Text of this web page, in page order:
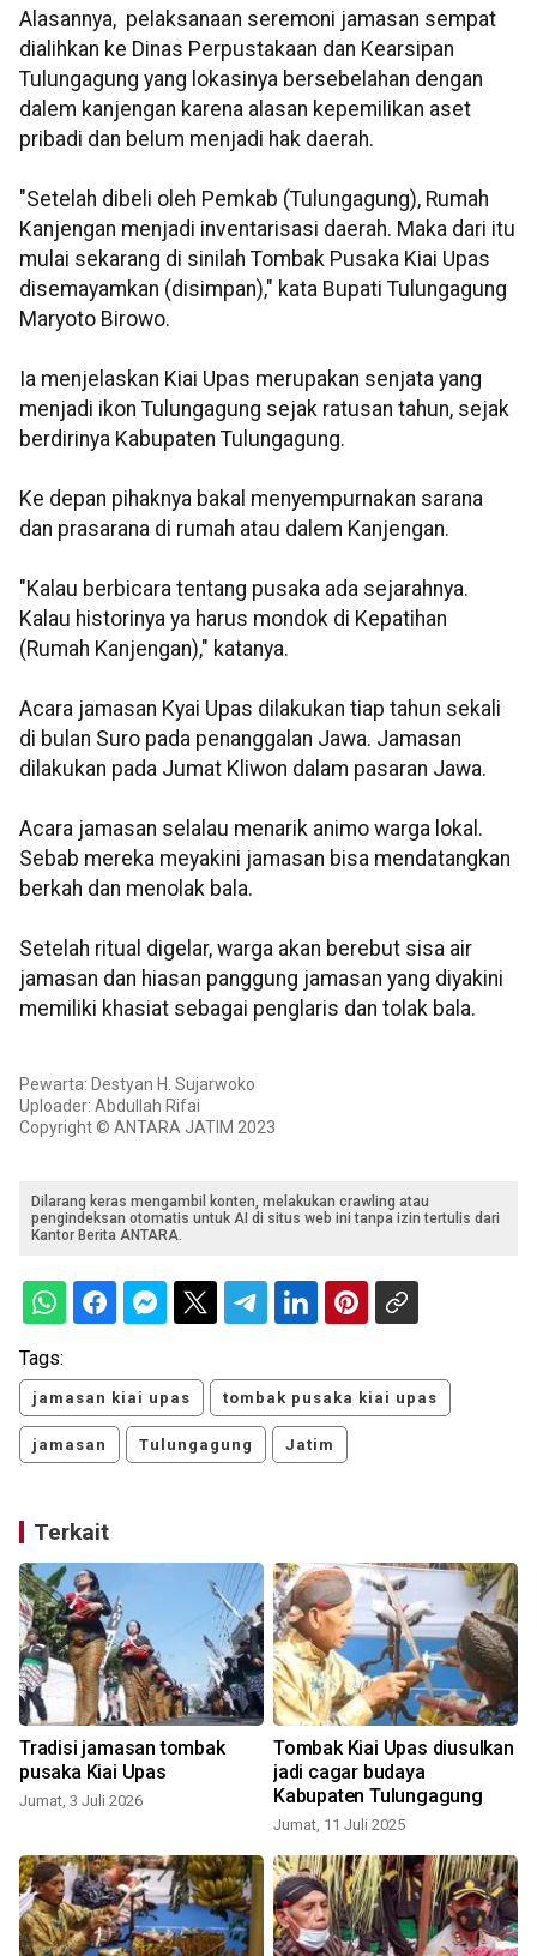
Alasannya, pelaksanaan seremoni jamasan sempat
dialihkan ke Dinas Perpustakaan dan Kearsipan
Tulungagung yang lokasinya bersebelahan dengan
dalem kanjengan karena alasan kepemilikan aset
pribadi dan belum menjadi hak daerah.
"Setelah dibeli oleh Pemkab (Tulungagung), Rumah
Kanjengan menjadi inventarisasi daerah. Maka dari itu
mulai sekarang di sinilah Tombak Pusaka Kiai Upas
disemayamkan (disimpan)," kata Bupati Tulungagung
Maryoto Birowo.
Ia menjelaskan Kiai Upas merupakan senjata yang
menjadi ikon Tulungagung sejak ratusan tahun, sejak
berdirinya Kabupaten Tulungagung.
Ke depan pihaknya bakal menyempurnakan sarana
dan prasarana di rumah atau dalem Kanjengan.
"Kalau berbicara tentang pusaka ada sejarahnya.
Kalau historinya ya harus mondok di Kepatihan
(Rumah Kanjengan)," katanya.
Acara jamasan Kyai Upas dilakukan tiap tahun sekali
di bulan Suro pada penanggalan Jawa. Jamasan
dilakukan pada Jumat Kliwon dalam pasaran Jawa.
Acara jamasan selalau menarik animo warga lokal.
Sebab mereka meyakini jamasan bisa mendatangkan
berkah dan menolak bala.
Setelah ritual digelar, warga akan berebut sisa air
jamasan dan hiasan panggung jamasan yang diyakini
memiliki khasiat sebagai penglaris dan tolak bala.
Pewarta: Destyan H. Sujarwoko
Uploader: Abdullah Rifai
Copyright © ANTARA JATIM 2023
Dilarang keras mengambil konten, melakukan crawling atau
pengindeksan otomatis untuk AI di situs web ini tanpa izin tertulis dari
Kantor Berita ANTARA.
Tags:
jamasan kiai upas tombak pusaka kiai upas
jamasan Tulungagung Jatim
Terkait
Tradisi jamasan tombak
pusaka Kiai Upas
Jumat, 3 Juli 2026
Tombak Kiai Upas diusulkan
jadi cagar budaya
Kabupaten Tulungagung
Jumat, 11 Juli 2025